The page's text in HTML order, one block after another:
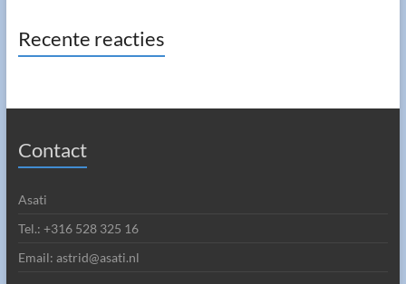
Recente reacties
Contact
Asati
Tel.: +316 528 325 16
Email: astrid@asati.nl